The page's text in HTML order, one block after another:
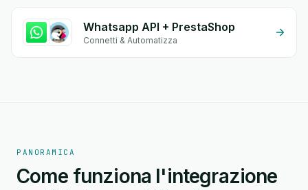
Whatsapp API + PrestaShop
Connetti & Automatizza
PANORAMICA
Come funziona l'integrazione